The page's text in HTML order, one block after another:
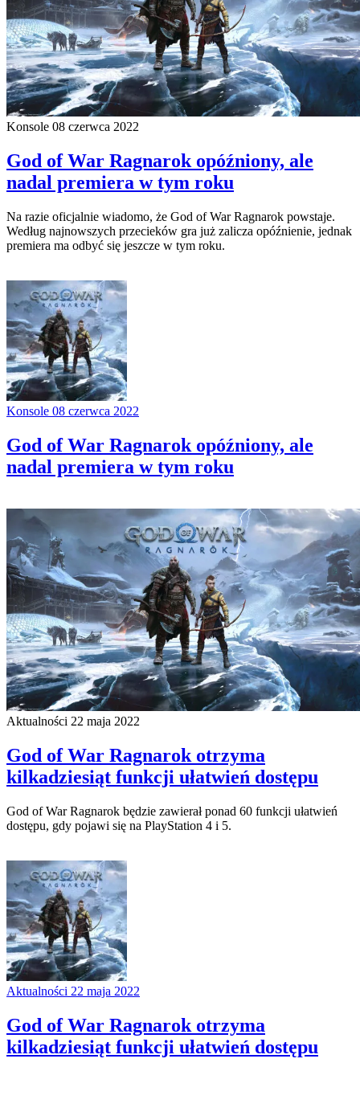
Konsole 08 czerwca 2022
God of War Ragnarok opóźniony, ale
nadal premiera w tym roku
Na razie oficjalnie wiadomo, że God of War Ragnarok powstaje.
Według najnowszych przecieków gra już zalicza opóźnienie, jednak
premiera ma odbyć się jeszcze w tym roku.
Konsole 08 czerwca 2022
God of War Ragnarok opóźniony, ale
nadal premiera w tym roku
Aktualności 22 maja 2022
God of War Ragnarok otrzyma
kilkadziesiąt funkcji ułatwień dostępu
God of War Ragnarok będzie zawierał ponad 60 funkcji ułatwień
dostępu, gdy pojawi się na PlayStation 4 i 5.
Aktualności 22 maja 2022
God of War Ragnarok otrzyma
kilkadziesiąt funkcji ułatwień dostępu